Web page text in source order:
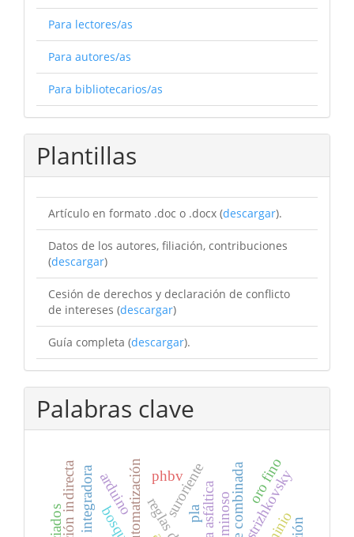
Para lectores/as
Para autores/as
Para bibliotecarios/as
Plantillas
Artículo en formato .doc o .docx (descargar).
Datos de los autores, filiación, contribuciones
(descargar)
Cesión de derechos y declaración de conflicto
de intereses (descargar)
Guía completa (descargar).
Palabras clave
automatización
tracción indirecta strizhkovsky
suroriente
arduino pla
phbv oro fino
bosque